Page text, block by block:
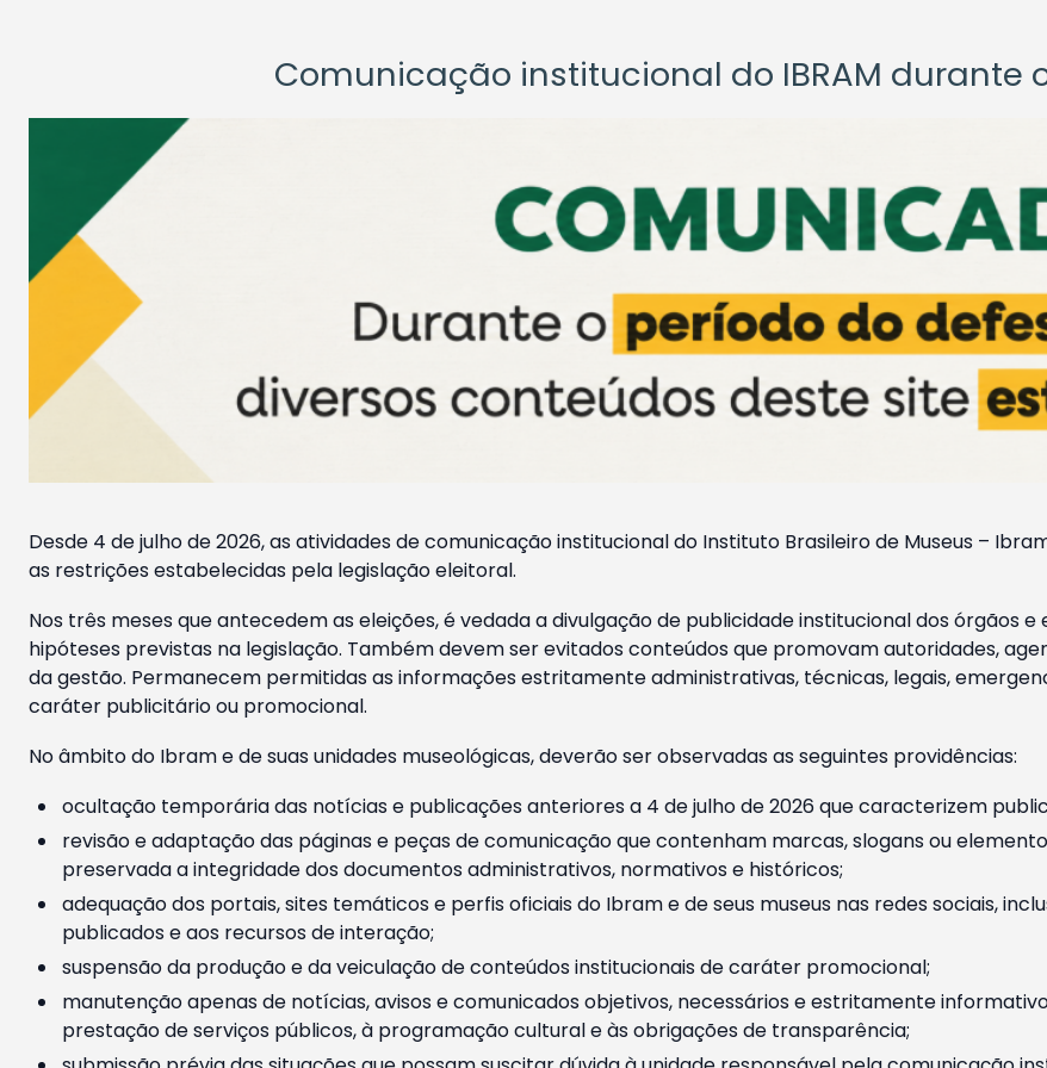
Comunicação institucional do IBRAM durante
Desde 4 de julho de 2026, as atividades de comunicação institucional do Instituto Brasileiro de Museus –
as restrições estabelecidas pela legislação eleitoral.
Nos três meses que antecedem as eleições, é vedada a divulgação de publicidade institucional dos órgãos
hipóteses previstas na legislação. Também devem ser evitados conteúdos que promovam autoridades,
da gestão. Permanecem permitidas as informações estritamente administrativas, técnicas, legais,
caráter publicitário ou promocional.
No âmbito do Ibram e de suas unidades museológicas, deverão ser observadas as seguintes providências:
ocultação temporária das notícias e publicações anteriores a 4 de julho de 2026 que caracterizem
revisão e adaptação das páginas e peças de comunicação que contenham marcas, slogans ou
preservada a integridade dos documentos administrativos, normativos e históricos;
adequação dos portais, sites temáticos e perfis oficiais do Ibram e de seus museus nas redes sociais,
publicados e aos recursos de interação;
suspensão da produção e da veiculação de conteúdos institucionais de caráter promocional;
manutenção apenas de notícias, avisos e comunicados objetivos, necessários e estritamente
prestação de serviços públicos, à programação cultural e às obrigações de transparência;